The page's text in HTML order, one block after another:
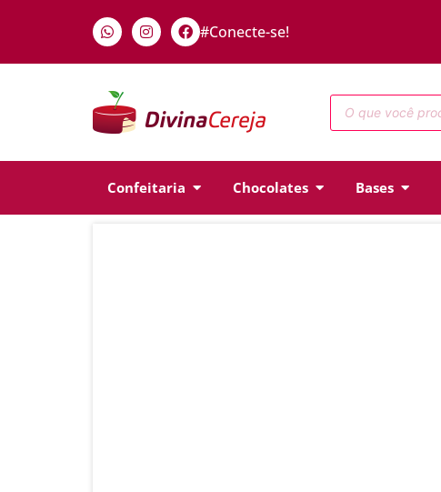
#Conecte-se!
Confeitaria Chocolates Bases